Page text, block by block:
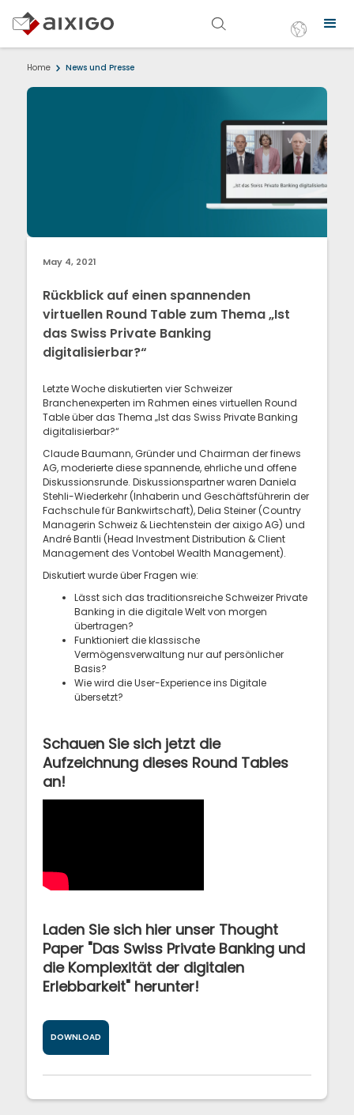
Home News und Presse
May 4, 2021
Rückblick auf einen spannenden
virtuellen Round Table zum Thema „Ist
das Swiss Private Banking
digitalisierbar?“
Letzte Woche diskutierten vier Schweizer
Branchenexperten im Rahmen eines virtuellen Round
Table über das Thema „Ist das Swiss Private Banking
digitalisierbar?“
Claude Baumann, Gründer und Chairman der finews
AG, moderierte diese spannende, ehrliche und offene
Diskussionsrunde. Diskussionspartner waren Daniela
Stehli-Wiederkehr (Inhaberin und Geschäftsführerin der
Fachschule für Bankwirtschaft), Delia Steiner (Country
Managerin Schweiz & Liechtenstein der aixigo AG) und
André Bantli (Head Investment Distribution & Client
Management des Vontobel Wealth Management).
Diskutiert wurde über Fragen wie:
Lässt sich das traditionsreiche Schweizer Private
Banking in die digitale Welt von morgen
übertragen?
Funktioniert die klassische
Vermögensverwaltung nur auf persönlicher
Basis?
Wie wird die User-Experience ins Digitale
übersetzt?
Schauen Sie sich jetzt die
Aufzeichnung dieses Round Tables
an!
Laden Sie sich hier unser Thought
Paper "Das Swiss Private Banking und
die Komplexität der digitalen
Erlebbarkeit" herunter!
DOWNLOAD